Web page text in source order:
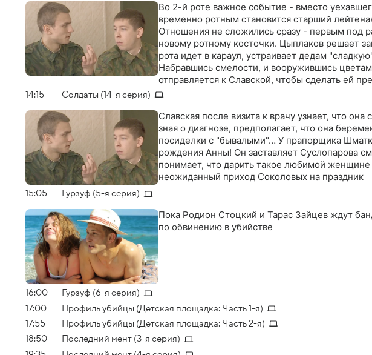
Во 2-й роте важное событие - вместо
временно ротным становится старший
Отношения не сложились сразу - первым под
новому ротному косточки. Цыплаков решает
рота идет в караул, устраивает дедам
Набравшись смелости, и вооружившись
отправляется к Славской, чтобы сделать ей
секрет. Но не тут то было! На следующий
Ковальского не поздравит только ленивый. А
при полном параде засек Шматко. А нашего
никакая конспирация! Данилычу не до
привидение…
14:15 Солдаты (14-я серия)
Славская после визита к врачу узнает, что
зная о диагнозе, предполагает, что она
посиделки с "бывалыми"… У прапорщика
рождения Анны! Он заставляет Суслопарова
понимает, что дарить такое любимой
неожиданный приход Соколовых на праздник
15:05 Гурзуф (5-я серия)
Пока Родион Стоцкий и Тарас Зайцев ждут
по обвинению в убийстве
16:00
Гурзуф (6-я серия)
17:00
Профиль убийцы (Детская площадка: Часть 1-я)
17:55
Профиль убийцы (Детская площадка: Часть 2-я)
18:50
Последний мент (3-я серия)